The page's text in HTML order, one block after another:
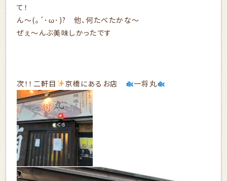
て！
ん～(。´･ω･)? 他、何たべたかな～
ぜぇ～んぶ美味しかったです
次！！二軒目 京橋にあるお店 一将丸